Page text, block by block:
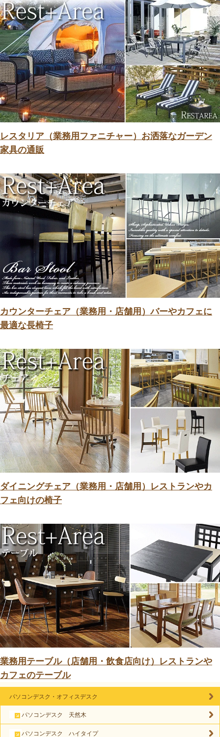
レスタリア（業務用ファニチャー）お洒落なガーデン
家具の通販
カウンターチェア（業務用・店舗用）バーやカフェに
最適な長椅子
ダイニングチェア（業務用・店舗用）レストランやカ
フェ向けの椅子
業務用テーブル（店舗用・飲食店向け）レストランや
カフェのテーブル
パソコンデスク・オフィスデスク
パソコンデスク 天然木
パソコンデスク ハイタイプ